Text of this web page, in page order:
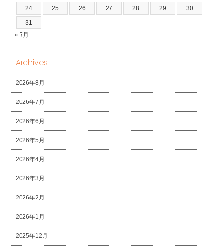
24 25 26 27 28 29 30
31
« 7月
Archives
2026年8月
2026年7月
2026年6月
2026年5月
2026年4月
2026年3月
2026年2月
2026年1月
2025年12月